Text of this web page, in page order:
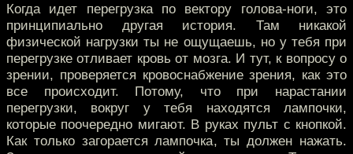
Когда идет перегрузка по вектору голова-ноги, это
принципиально другая история. Там никакой
физической нагрузки ты не ощущаешь, но у тебя при
перегрузке отливает кровь от мозга. И тут, к вопросу о
зрении, проверяется кровоснабжение зрения, как это
все происходит. Потому, что при нарастании
перегрузки, вокруг у тебя находятся лампочки,
которые поочередно мигают. В руках пульт с кнопкой.
Как только загорается лампочка, ты должен нажать.